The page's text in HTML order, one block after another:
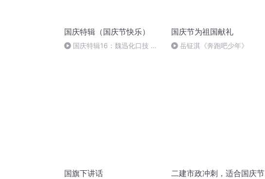
国庆特辑（国庆节快乐）
国庆特辑16：魏迅化口技 二
国庆节为祖国献礼
岳钲淇《奔跑吧少年》
国旗下讲话
二建市政冲刺，适合国庆节